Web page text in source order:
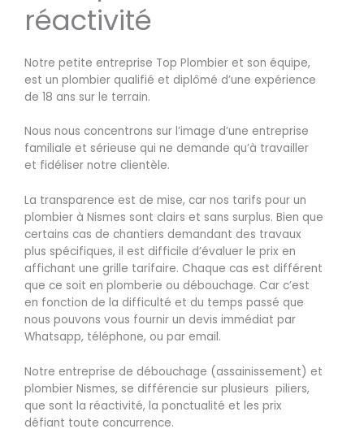
réactivité
Notre petite entreprise Top Plombier et son équipe,
est un plombier qualifié et diplômé d’une expérience
de 18 ans sur le terrain.
Nous nous concentrons sur l’image d’une entreprise
familiale et sérieuse qui ne demande qu’à travailler
et fidéliser notre clientèle.
La transparence est de mise, car nos tarifs pour un
plombier à Nismes sont clairs et sans surplus. Bien que
certains cas de chantiers demandant des travaux
plus spécifiques, il est difficile d’évaluer le prix en
affichant une grille tarifaire. Chaque cas est différent
que ce soit en plomberie ou débouchage. Car c’est
en fonction de la difficulté et du temps passé que
nous pouvons vous fournir un devis immédiat par
Whatsapp, téléphone, ou par email.
Notre entreprise de débouchage (assainissement) et
plombier Nismes, se différencie sur plusieurs piliers,
que sont la réactivité, la ponctualité et les prix
défiant toute concurrence.